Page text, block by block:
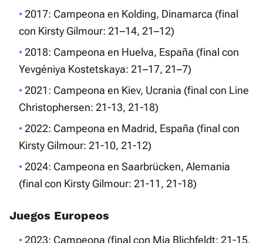
2017: Campeona en Kolding, Dinamarca (final
con Kirsty Gilmour: 21–14, 21–12)
2018: Campeona en Huelva, España (final con
Yevgéniya Kostetskaya: 21–17, 21–7)
2021: Campeona en Kiev, Ucrania (final con Line
Christophersen: 21-13, 21-18)
2022: Campeona en Madrid, España (final con
Kirsty Gilmour: 21-10, 21-12)
2024: Campeona en Saarbrücken, Alemania
(final con Kirsty Gilmour: 21-11, 21-18)
Juegos Europeos
2023: Campeona (final con Mia Blichfeldt: 21-15,